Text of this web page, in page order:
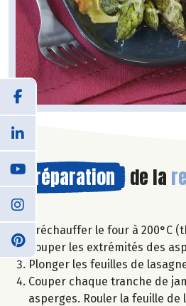
Préparation de la
Préchauffer le four à 200°C
Couper les extrémités des
Plonger les feuilles de
Couper chaque tranche de
asperges. Rouler la feuille